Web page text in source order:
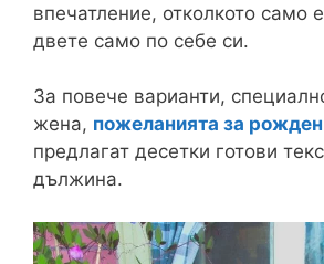
впечатление, отколкото само
двете само по себе си.
За повече варианти,
жена, пожеланията за
предлагат десетки готови
дължина.